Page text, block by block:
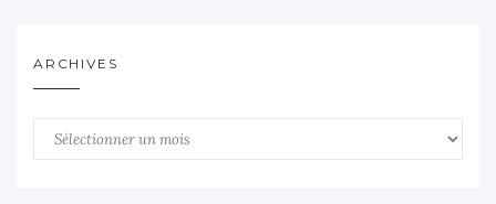
ARCHIVES
Archives